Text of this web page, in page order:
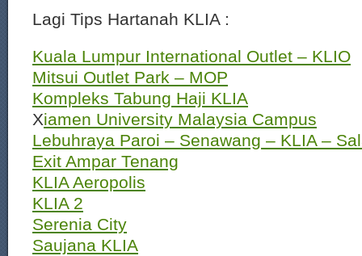
Lagi Tips Hartanah KLIA :
Kuala Lumpur International Outlet – KLIO
Mitsui Outlet Park – MOP
Kompleks Tabung Haji KLIA
Xiamen University Malaysia Campus
Lebuhraya Paroi – Senawang – KLIA –
Exit Ampar Tenang
KLIA Aeropolis
KLIA 2
Serenia City
Saujana KLIA